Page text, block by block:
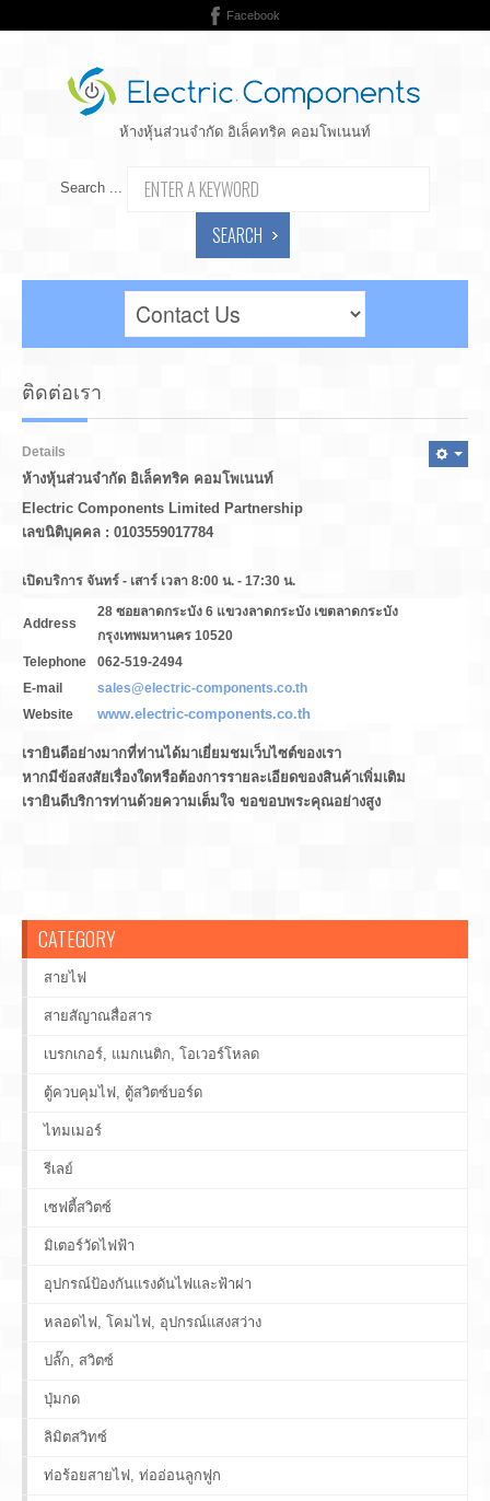
Facebook
ห้างหุ้นส่วนจำกัด อิเล็คทริค คอมโพเนนท์
Search ...
SEARCH
ติดต่อเรา
Details
ห้างหุ้นส่วนจำกัด อิเล็คทริค คอมโพเนนท์
Electric Components Limited Partnership
เลขนิติบุคคล : 0103559017784
เปิดบริการ จันทร์ - เสาร์ เวลา 8:00 น. - 17:30 น.
Address
28 ซอยลาดกระบัง 6 แขวงลาดกระบัง เขตลาดกระบัง
กรุงเทพมหานคร 10520
Telephone
062-519-2494
E-mail
sales@electric-components.co.th
Website
www.electric-components.co.th
www.facebook.com/ElectricComponentsPage
Line ID
Bigozzzz
เพื่อนเต็มยังไม่สามารถเพิ่มเพื่อนได้
@328tfjng (มี @ ข้างหน้า)
เรายินดีอย่างมากที่ท่านได้มาเยี่ยมชมเว็บไซต์ของเรา
หากมีข้อสงสัยเรื่องใดหรือต้องการรายละเอียดของสินค้าเพิ่มเติม
เรายินดีบริการท่านด้วยความเต็มใจ ขอขอบพระคุณอย่างสูง
CATEGORY
สายไฟ
สายสัญาณสื่อสาร
เบรกเกอร์, แมกเนติก, โอเวอร์โหลด
ตู้ควบคุมไฟ, ตู้สวิตซ์บอร์ด
ไทมเมอร์
รีเลย์
เซฟตี้สวิตซ์
มิเตอร์วัดไฟฟ้า
อุปกรณ์ป้องกันแรงดันไฟและฟ้าผ่า
หลอดไฟ, โคมไฟ, อุปกรณ์แสงสว่าง
ปลั๊ก, สวิตซ์
ปุ่มกด
ลิมิตสวิทซ์
ท่อร้อยสายไฟ, ท่ออ่อนลูกฟูก